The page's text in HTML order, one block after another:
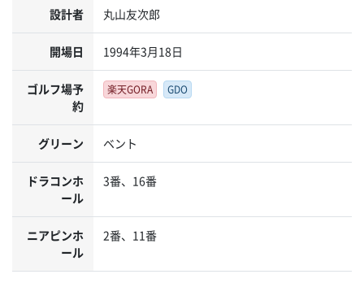
設計者 丸山友次郎
開場日 1994年3月18日
ゴルフ場予
約
楽天GORA GDO
グリーン ベント
ドラコンホ
ール
3番、16番
ニアピンホ
ール
2番、11番